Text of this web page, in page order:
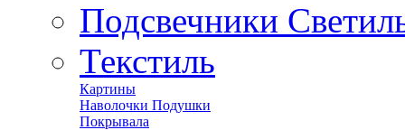
Подсвечники
Текстиль
Картины
Наволочки Подушки
Покрывала